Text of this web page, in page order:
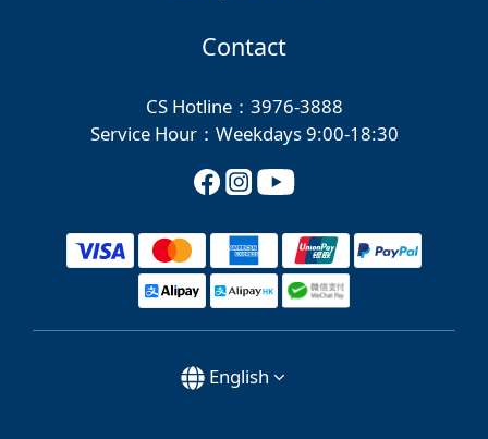
Contact
CS Hotline：3976-3888
Service Hour：Weekdays 9:00-18:30
English